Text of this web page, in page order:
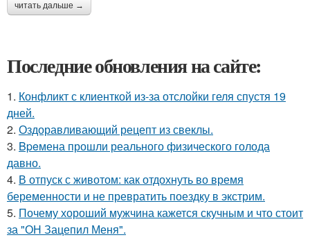
читать дальше →
Последние обновления на сайте:
1. Конфликт с клиенткой из-за отслойки геля спустя 19
дней.
2. Оздоравливающий рецепт из свеклы.
3. Bpeмена прошли реального физического голода
давно.
4. В отпуск с животом: как отдохнуть во время
беременности и не превратить поездку в экстрим.
5. Почему хороший мужчина кажется скучным и что стоит
за "ОН Зацепил Меня".